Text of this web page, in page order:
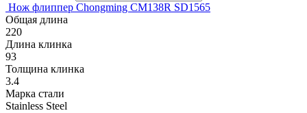
Нож флиппер Chongming CM138R SD1565
Общая длина
220
Длина клинка
93
Толщина клинка
3.4
Марка стали
Stainless Steel